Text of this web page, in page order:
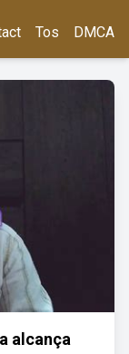
Tos DMCA
alcança